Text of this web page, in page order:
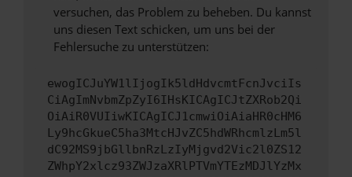
versuchen, das Problem zu beheben. Du kannst
uns diesen Text schicken, um uns bei der
Fehlersuche zu unterstützen:
ewogICJuYW1lIjogIk5ldHdvcmtFcnJvciIs
CiAgImNvbmZpZyI6IHsKICAgICJtZXRob2Qi
OiAiR0VUIiwKICAgICJ1cmwiOiAiaHR0cHM6
Ly9hcGkueC5ha3MtcHJvZC5hdWRhcmlzLm5l
dC92MS9jbGllbnRzLzIyMjgvd2Vic2l0ZS12
ZWhpY2xlcz93ZWJzaXRlPTVmYTEzMDJlYzMx